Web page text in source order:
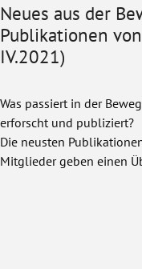
Neues aus der
Publikationen
IV.2021)
Was passiert in der
erforscht und publiziert?
Die neusten
Mitglieder geben einen